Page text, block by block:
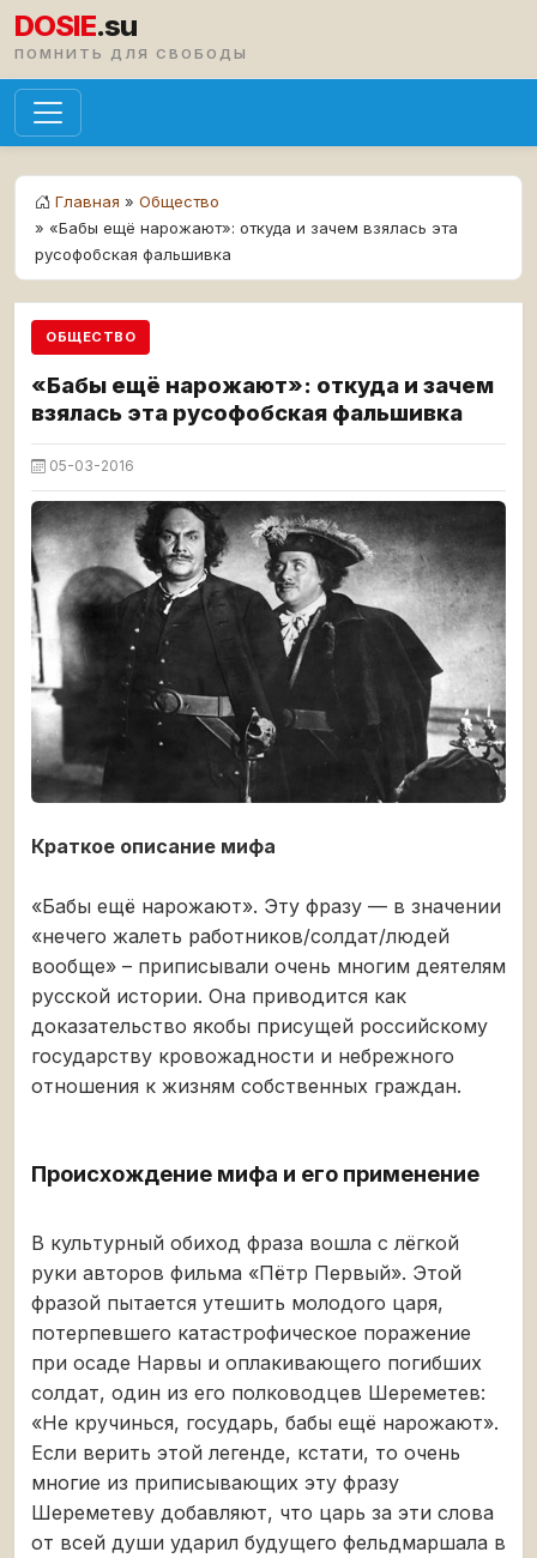
DOSIE.su
ПОМНИТЬ ДЛЯ СВОБОДЫ
Главная » Общество
» «Бабы ещё нарожают»: откуда и зачем взялась эта
русофобская фальшивка
ОБЩЕСТВО
«Бабы ещё нарожают»: откуда и зачем
взялась эта русофобская фальшивка
05-03-2016
Краткое описание мифа
«Бабы ещё нарожают». Эту фразу — в значении
«нечего жалеть работников/солдат/людей
вообще» – приписывали очень многим деятелям
русской истории. Она приводится как
доказательство якобы присущей российскому
государству кровожадности и небрежного
отношения к жизням собственных граждан.
Происхождение мифа и его применение
В культурный обиход фраза вошла с лёгкой
руки авторов фильма «Пётр Первый». Этой
фразой пытается утешить молодого царя,
потерпевшего катастрофическое поражение
при осаде Нарвы и оплакивающего погибших
солдат, один из его полководцев Шереметев:
«Не кручинься, государь, бабы ещё нарожают».
Если верить этой легенде, кстати, то очень
многие из приписывающих эту фразу
Шереметеву добавляют, что царь за эти слова
от всей души ударил будущего фельдмаршала в